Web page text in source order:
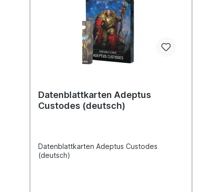
Datenblattkarten Adeptus
Custodes (deutsch)
Datenblattkarten Adeptus Custodes
(deutsch)